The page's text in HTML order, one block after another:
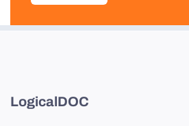
LogicalDOC